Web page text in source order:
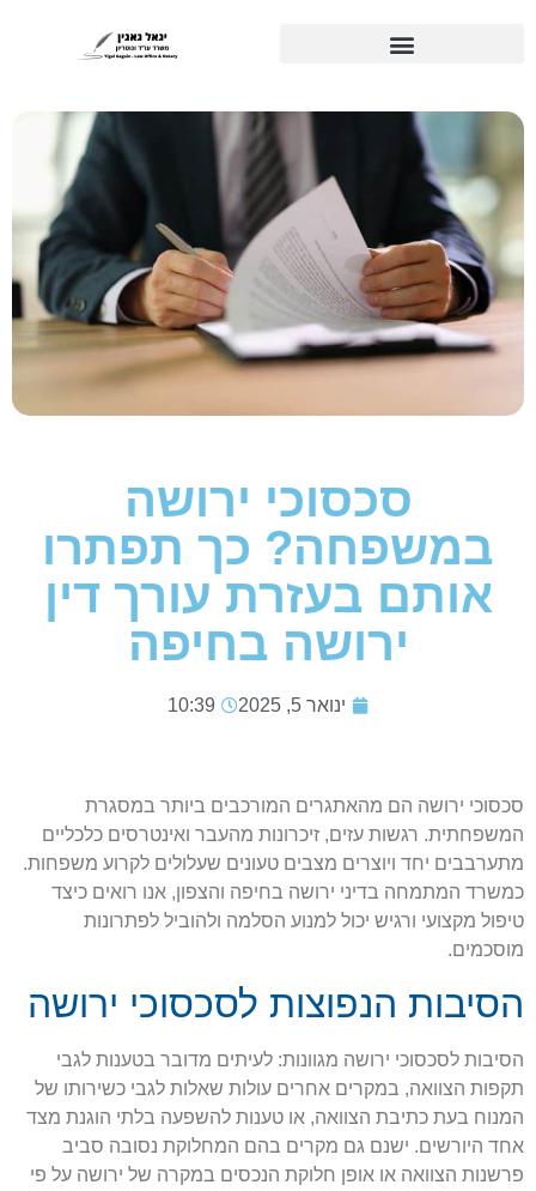
סכסוכי ירושה
במשפחה? כך תפתרו
אותם בעזרת עורך דין
ירושה בחיפה
ינואר 5, 2025 10:39
סכסוכי ירושה הם מהאתגרים המורכבים ביותר במסגרת
המשפחתית. רגשות עזים, זיכרונות מהעבר ואינטרסים כלכליים
מתערבבים יחד ויוצרים מצבים טעונים שעלולים לקרוע משפחות.
כמשרד המתמחה בדיני ירושה בחיפה והצפון, אנו רואים כיצד
טיפול מקצועי ורגיש יכול למנוע הסלמה ולהוביל לפתרונות
מוסכמים.
הסיבות הנפוצות לסכסוכי ירושה
הסיבות לסכסוכי ירושה מגוונות: לעיתים מדובר בטענות לגבי
תקפות הצוואה, במקרים אחרים עולות שאלות לגבי כשירותו של
המנוח בעת כתיבת הצוואה, או טענות להשפעה בלתי הוגנת מצד
אחד היורשים. ישנם גם מקרים בהם המחלוקת נסובה סביב
פרשנות הצוואה או אופן חלוקת הנכסים במקרה של ירושה על פי